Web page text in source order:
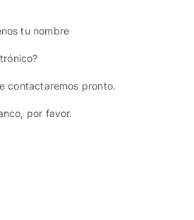
tu nombre
contactaremos pronto.
por favor.